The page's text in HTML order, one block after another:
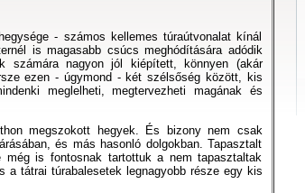
- számos kellemes túraútvonalat kínál
is magasabb csúcs meghódítására adódik
számára nagyon jól kiépített, könnyen (akár
ezen - úgymond - két szélsőség között, kis
meglelheti, megtervezheti magának és
megszokott hegyek. És bizony nem csak
és más hasonló dolgokban. Tapasztalt
még is fontosnak tartottuk a nem tapasztaltak
tátrai túrabalesetek legnagyobb része egy kis